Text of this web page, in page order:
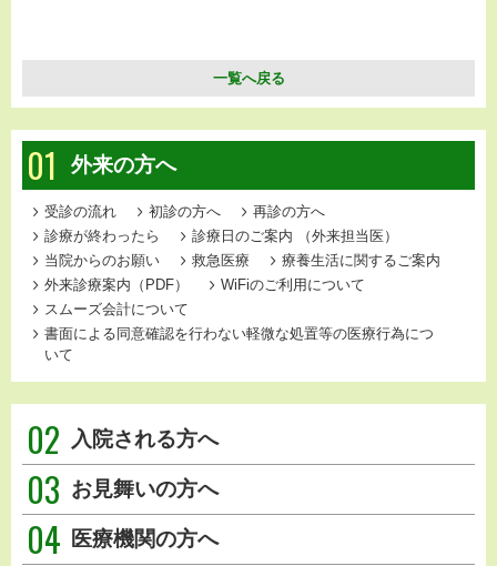
一覧へ戻る
01 外来の方へ
受診の流れ 初診の方へ
再診の方へ
診療が終わったら
診療日のご案内
（外来担当医）
当院からのお願い
救急医療
療養生活に関するご案内
外来診療案内（PDF）
WiFiのご利用について
スムーズ会計について
書面による同意確認を行わない軽微な処置等の医療行為につ
いて
02 入院される方へ
03 お見舞いの方へ
04 医療機関の方へ